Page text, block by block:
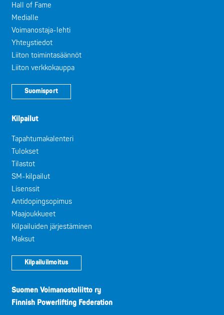
Hall of Fame
Medialle
Voimanostaja-lehti
Yhteystiedot
Liiton toimintasäännöt
Liiton verkkokauppa
Suomisport
Kilpailut
Tapahtumakalenteri
Tulokset
Tilastot
SM-kilpailut
Lisenssit
Antidopingsopimus
Maajoukkueet
Kilpailuiden järjestäminen
Maksut
Kilpailuilmoitus
Suomen Voimanostoliitto ry
Finnish Powerlifting Federation